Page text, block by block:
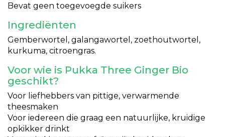
Bevat geen toegevoegde suikers
Ingrediënten
Gemberwortel, galangawortel, zoethoutwortel,
kurkuma, citroengras.
Voor wie is Pukka Three Ginger Bio
geschikt?
Voor liefhebbers van pittige, verwarmende
theesmaken
Voor iedereen die graag een natuurlijke, kruidige
opkikker drinkt